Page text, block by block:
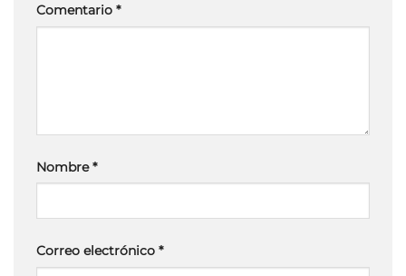
Comentario *
Nombre*
Correo electrónico *